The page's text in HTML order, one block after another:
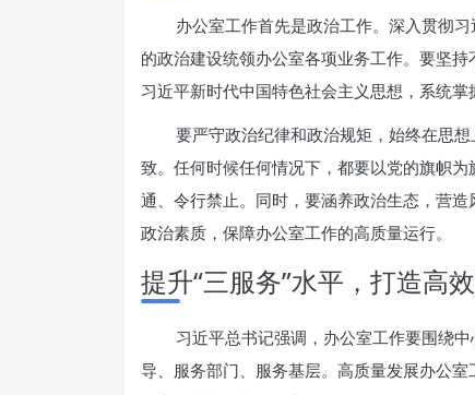
办公室工作首先是政治工作。深入贯彻
的政治建设统领办公室各项业务工作。要坚
习近平新时代中国特色社会主义思想，系统
要严守政治纪律和政治规矩，始终在思
致。任何时候任何情况下，都要以党的旗帜
通、令行禁止。同时，要涵养政治生态，营
政治素质，保障办公室工作的高质量运行。
提升“三服务”水平，打造高
习近平总书记强调，办公室工作要围绕
导、服务部门、服务基层。高质量发展办公